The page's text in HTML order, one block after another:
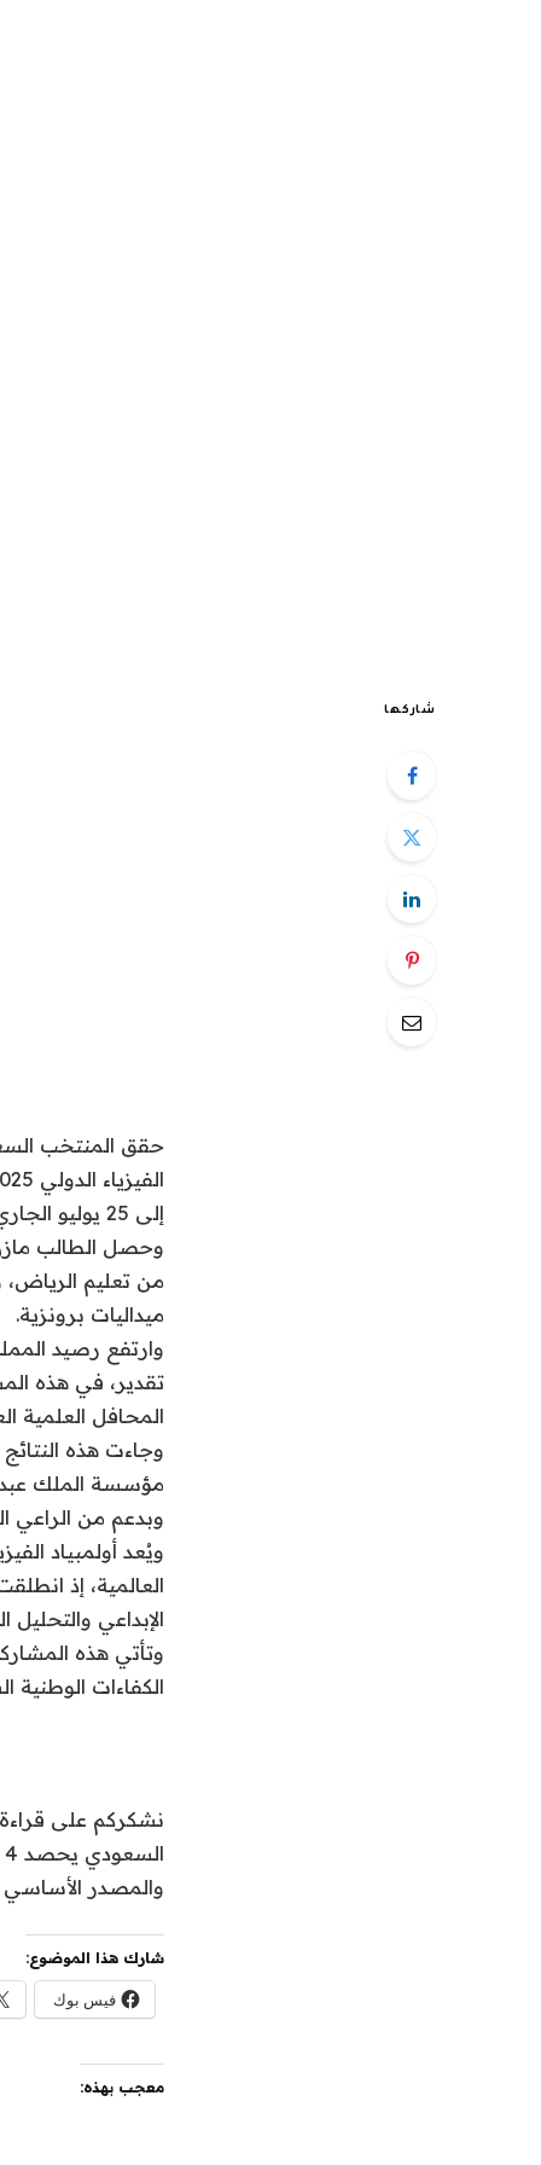
شاركها
إلى 25 يوليو الجاري، بمشاركة (425) طالبًا يمثلون (85) دولة.
وحصل الطالب
ميداليات برونزية.
تقدير، في هذه
المحافل العلمية
وجاءت هذه
مؤسسة الملك
وبدعم من الراعي
الإبداعي
وتأتي هذه
الكفاءات الوطنية
نشكركم على قراءة
والمصدر
شارك هذا الموضوع:
فيس بوك
معجب بهذه: